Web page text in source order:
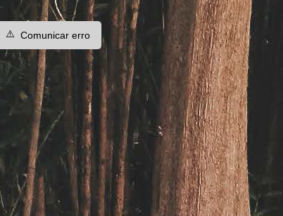
⚠️ Comunicar erro